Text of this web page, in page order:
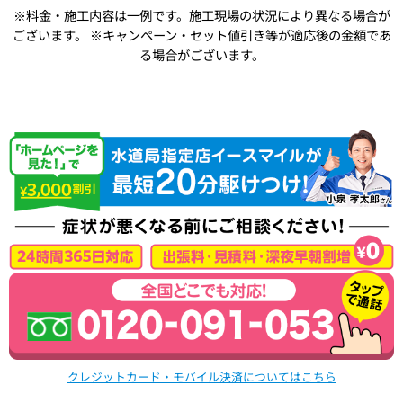
※料金・施工内容は一例です。施工現場の状況により異なる場合が
ございます。
※キャンペーン・セット値引き等が適応後の金額であ
る場合がございます。
クレジットカード・モバイル決済についてはこちら